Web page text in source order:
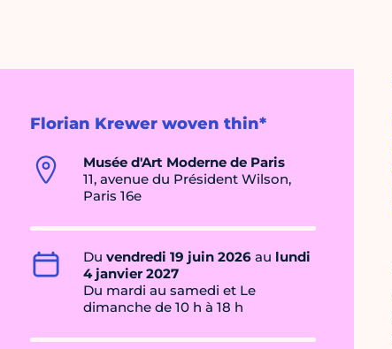
Florian Krewer woven thin*
Musée d'Art Moderne de Paris
11, avenue du Président Wilson,
Paris 16e
Du vendredi 19 juin 2026 au lundi
4 janvier 2027
Du mardi au samedi et Le
dimanche de 10 h à 18 h